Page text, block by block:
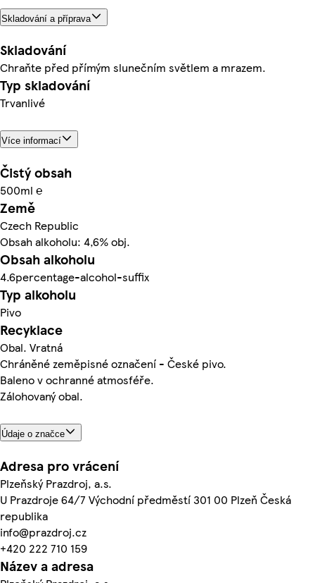
Skladování a příprava
Skladování
Chraňte před přímým slunečním světlem a mrazem.
Typ skladování
Trvanlivé
Více informací
Čistý obsah
500ml ℮
Země
Czech Republic
Obsah alkoholu: 4,6% obj.
Obsah alkoholu
4.6percentage-alcohol-suffix
Typ alkoholu
Pivo
Recyklace
Obal. Vratná
Chráněné zeměpisné označení - České pivo.
Baleno v ochranné atmosféře.
Zálohovaný obal.
Údaje o značce
Adresa pro vrácení
Plzeňský Prazdroj, a.s.
U Prazdroje 64/7 Východní předměstí 301 00 Plzeň Česká
republika
info@prazdroj.cz
+420 222 710 159
Název a adresa